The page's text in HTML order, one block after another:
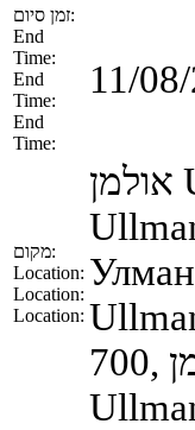
זמן סיום:
End
Time:
End
Time:
End
Time:
11/
מקום:
Location:
Location:
Location:
אולמן
Улман
700,